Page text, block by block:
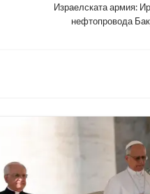
Израелската армия:
нефтопровода